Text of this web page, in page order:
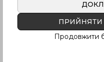
Питання про
Інструкція (pdf.)
ПРИЙНЯТИ
Продовжити